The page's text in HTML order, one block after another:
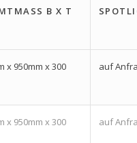
B X T X
x 950mm x 300
auf
x 950mm x 300
auf